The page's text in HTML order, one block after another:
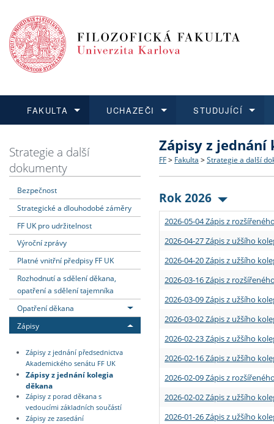
FAKULTA
Dozvědět se více
Struktura a historie
Strategie a další
Podpora a benefity pro
Absolventi fakulty
UCHAZEČI
Podat přihlášku
Co studovat a jak se
Učitelské studijní
Informace k průběhu
STUDUJÍCÍ
Dozvědět se více
Bakalářské a magisterské
Doktorské studium
Rigorózní řízení
Dozvědět se více
O vědě a výzkumu na FF
Akademické kvalifikace
Granty a projekty
Dozvědět se více
Aktuální nabídky a
Vyjíždějící studenti
Přijíždějící studenti
Vyjíždějící zaměstnanci
Strategie a další
dokumenty
Bezpečnost
Strategické a dlouhodobé záměry
FF UK pro udržitelnost
Výroční zprávy
Platné vnitřní předpisy FF UK
Rozhodnutí a sdělení děkana,
opatření a sdělení tajemníka
Opatření děkana
Zápisy
Zápisy z jednání předsednictva
Akademického senátu FF UK
Zápisy z jednání kolegia
děkana
Zápisy z porad děkana s
vedoucími základních součástí
Zápisy ze zasedání
Zápisy z jednání
FF > Fakulta > Strategie a další
Rok 2026
2026-05-04 Zápis z
2026-04-27 Zápis z užšího
2026-04-20 Zápis z užšího
2026-03-16 Zápis z
2026-03-09 Zápis z užšího
2026-03-02 Zápis z užšího
2026-02-23 Zápis z užšího
2026-02-16 Zápis z užšího
2026-02-09 Zápis z
2026-02-02 Zápis z užšího
2026-01-26 Zápis z užšího